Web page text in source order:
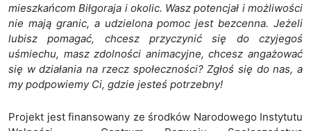
mieszkańcom Biłgoraja i okolic. Wasz potencjał i możliwości
nie mają granic, a udzielona pomoc jest bezcenna. Jeżeli
lubisz pomagać, chcesz przyczynić się do czyjegoś
uśmiechu, masz zdolności animacyjne, chcesz angażować
się w działania na rzecz społeczności? Zgłoś się do nas, a
my podpowiemy Ci, gdzie jesteś potrzebny!
Projekt jest finansowany ze środków Narodowego Instytutu